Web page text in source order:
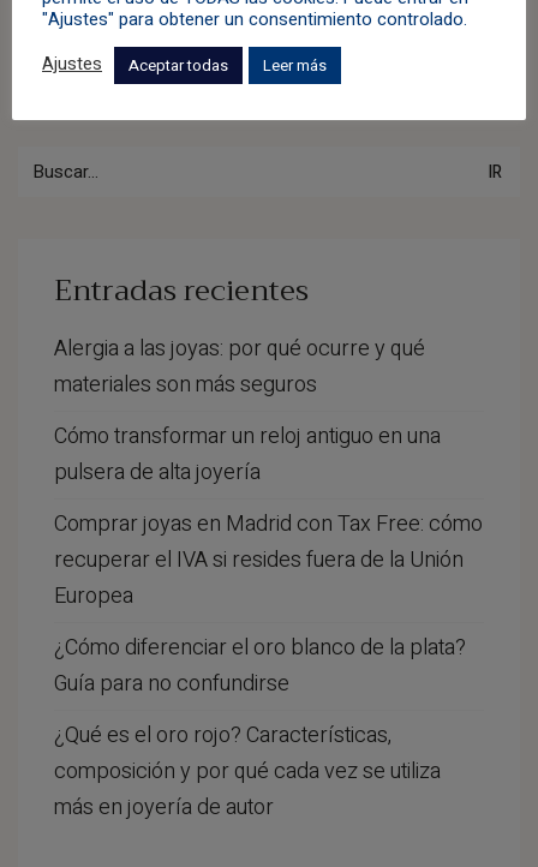
Buscar
Entradas recientes
Alergia a las joyas: por qué ocurre y qué
materiales son más seguros
Cómo transformar un reloj antiguo en una
pulsera de alta joyería
Comprar joyas en Madrid con Tax Free: cómo
recuperar el IVA si resides fuera de la Unión
Europea
¿Cómo diferenciar el oro blanco de la plata?
Guía para no confundirse
¿Qué es el oro rojo? Características,
composición y por qué cada vez se utiliza
más en joyería de autor
"Ajustes" para obtener un consentimiento controlado.
Ajustes
Aceptar todas Leer más